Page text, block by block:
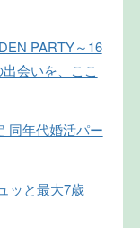
PARTY～16
会いを、ここ
同年代婚活パー
ッと最大7歳